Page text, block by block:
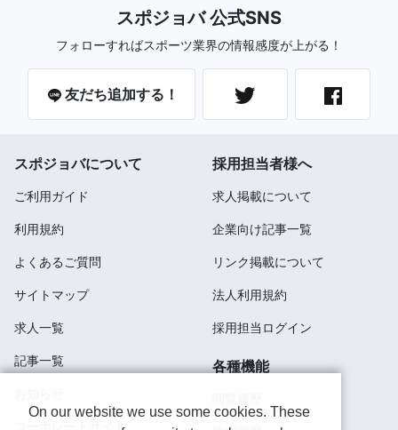
スポジョバ 公式SNS
フォローすればスポーツ業界の情報感度が上がる！
友だち追加する！
スポジョバについて
ご利用ガイド
利用規約
よくあるご質問
サイトマップ
求人一覧
記事一覧
コーポレートサイト
採用担当者様へ
求人掲載について
企業向け記事一覧
リンク掲載について
法人利用規約
採用担当ログイン
各種機能
On our website we use some cookies. These